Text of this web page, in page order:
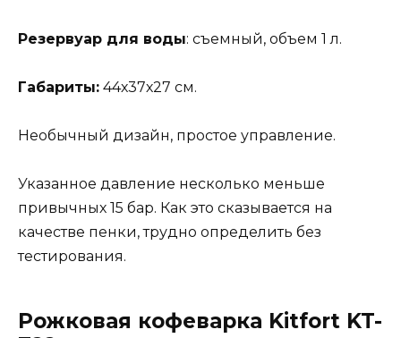
Резервуар для воды: съемный, объем 1 л.
Габариты: 44х37х27 см.
Необычный дизайн, простое управление.
Указанное давление несколько меньше
привычных 15 бар. Как это сказывается на
качестве пенки, трудно определить без
тестирования.
Рожковая кофеварка Kitfort KT-